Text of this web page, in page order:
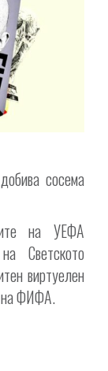
сосема
на УЕФА
Светското
виртуелен
на ФИФА.